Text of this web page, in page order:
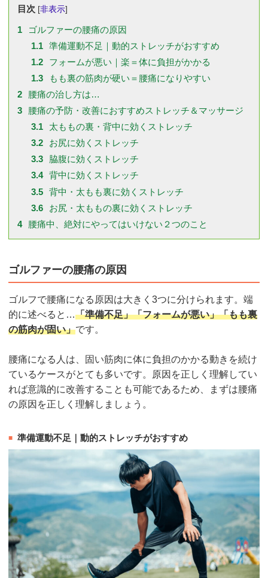
目次 [非表示]
1
ゴルファーの腰痛の原因
1.1
準備運動不足｜動的ストレッチがおすすめ
1.2
フォームが悪い｜楽＝体に負担がかかる
1.3
もも裏の筋肉が硬い＝腰痛になりやすい
2
腰痛の治し方は…
3
腰痛の予防・改善におすすめストレッチ＆マッサージ
3.1
太ももの裏・背中に効くストレッチ
3.2
お尻に効くストレッチ
3.3
脇腹に効くストレッチ
3.4
背中に効くストレッチ
3.5
背中・太もも裏に効くストレッチ
3.6
お尻・太ももの裏に効くストレッチ
4
腰痛中、絶対にやってはいけない２つのこと
ゴルファーの腰痛の原因
ゴルフで腰痛になる原因は大きく3つに分けられます。端
的に述べると…「準備不足」「フォームが悪い」「もも裏
の筋肉が固い」です。
腰痛になる人は、固い筋肉に体に負担のかかる動きを続け
ているケースがとても多いです。原因を正しく理解してい
れば意識的に改善することも可能であるため、まずは腰痛
の原因を正しく理解しましょう。
準備運動不足｜動的ストレッチがおすすめ